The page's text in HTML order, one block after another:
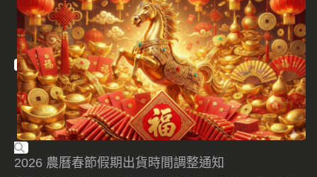
2026 農曆春節假期出貨時間調整通知